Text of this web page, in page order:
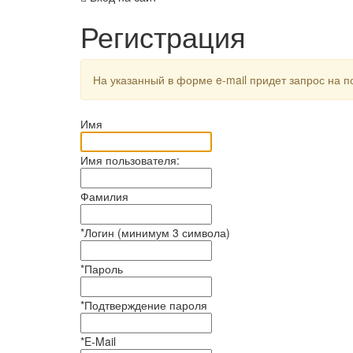
Регистрация
На указанный в форме e-mail придет запрос на
Имя
Имя пользователя:
Фамилия
*Логин (минимум 3 символа)
*Пароль
*Подтверждение пароля
*E-Mail